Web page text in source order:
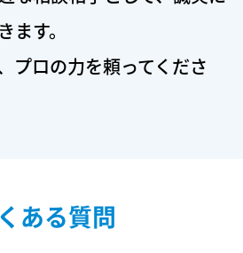
す。
プロの力を頼ってくださ
ある質問